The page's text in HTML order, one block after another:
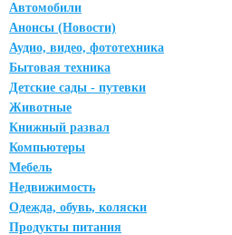
Автомобили
Анонсы (Новости)
Аудио, видео, фототехника
Бытовая техника
Детские сады - путевки
Животные
Книжный развал
Компьютеры
Мебель
Недвижимость
Одежда, обувь, коляски
Продукты питания